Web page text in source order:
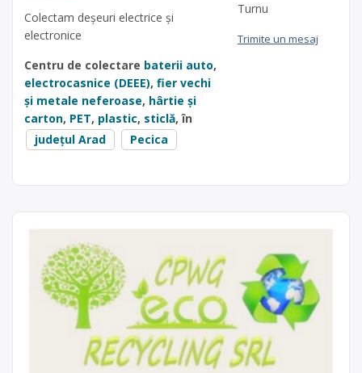
Colectam deșeuri electrice și
electronice
Centru de colectare baterii auto,
electrocasnice (DEEE), fier vechi
și metale neferoase, hârtie și
carton, PET, plastic, sticlă, în
județul Arad
Pecica
Turnu
Trimite un mesaj